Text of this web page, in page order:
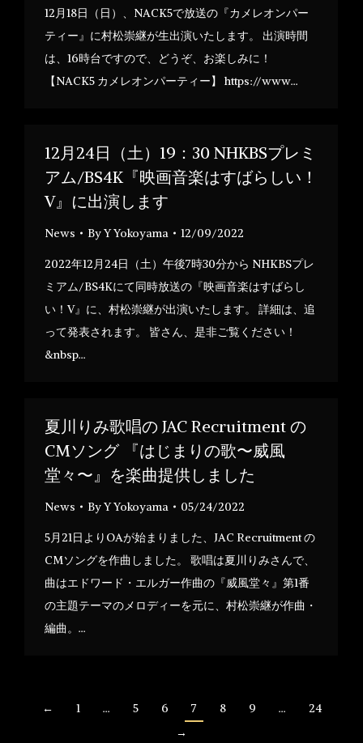
12月18日（日）、NACK5で放送の『カメレオンパー
ティー』に村松崇継が生出演いたします。 出演時間
は、16時台ですので、どうぞ、お楽しみに！
【NACK5 カメレオンパーティー】 https://www…
12月24日（土）19：30 NHKBSプレミ
アム/BS4K『映画音楽はすばらしい！
V』に出演します
News ByY Yokoyama 12/09/2022
2022年12月24日（土）午後7時30分から NHKBSプレ
ミアム/BS4Kにて同時放送の『映画音楽はすばらし
い！V』に、村松崇継が出演いたします。 詳細は、追
って発表されます。 皆さん、是非ご覧ください！
&nbsp…
夏川りみ歌唱の JAC Recruitment の
CMソング 『はじまりの歌〜威風
堂々〜』を楽曲提供しました
News ByY Yokoyama 05/24/2022
5月21日よりOAが始まりました、JAC Recruitment の
CMソングを作曲しました。 歌唱は夏川りみさんで、
曲はエドワード・エルガー作曲の『威風堂々』第1番
の主題テーマのメロディーを元に、村松崇継が作曲・
編曲。…
← 1 … 5 6 7 8 9 …
24
→